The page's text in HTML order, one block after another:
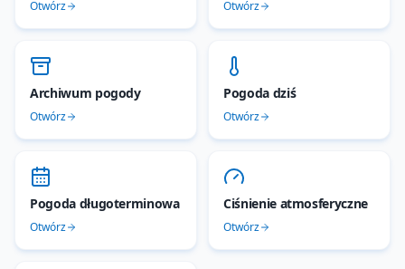
Otwórz Otwórz
Archiwum pogody
Otwórz
Pogoda dziś
Otwórz
Pogoda długoterminowa
Otwórz
Ciśnienie atmosferyczne
Otwórz